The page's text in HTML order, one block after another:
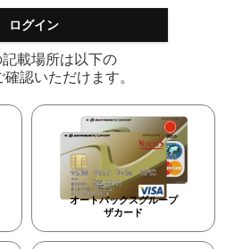
ログイン
載場所は以下の
認いただけます。
オートバックスグループ
ザカード